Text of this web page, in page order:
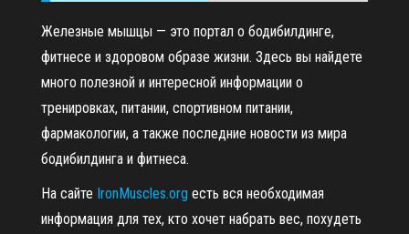
Железные мышцы — это портал о бодибилдинге,
фитнесе и здоровом образе жизни. Здесь вы найдете
много полезной и интересной информации о
тренировках, питании, спортивном питании,
фармакологии, а также последние новости из мира
бодибилдинга и фитнеса.
На сайте IronMuscles.org есть вся необходимая
информация для тех, кто хочет набрать вес, похудеть